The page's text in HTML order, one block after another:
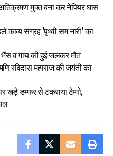
मुक्त बना कर नेपियर घास
काव्य संग्रह ’पृथ्वी सम नारी’ का
व गाय की हुई जलकर मौत
रविदास महाराज की जयंती का
खड़े डम्फर से टकराया टेम्पो,